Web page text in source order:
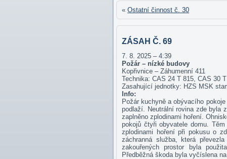
« Ostatní činnost č. 30
ZÁSAH Č. 69
7. 8. 2025 – 4:39
Požár – nízké budovy
Kopřivnice – Záhumenní 411
Technika: CAS 24 T 815, CAS 30
Zasahující jednotky: HZS MSK
Info:
Požár kuchyně a obývacího
podlaží. Neutrální rovina zde byla
zaplněno zplodinami hoření.
pokojů čtyři obyvatele domu.
zplodinami hoření při pokusu o
záchranná služba, která
zakouřených prostor byla
Předběžná škoda byla vyčíslena